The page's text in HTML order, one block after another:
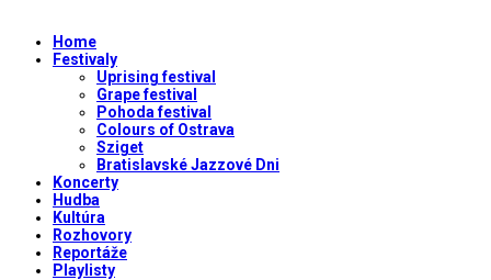
Home
Festivaly
Uprising festival
Grape festival
Pohoda festival
Colours of Ostrava
Sziget
Bratislavské Jazzové Dni
Koncerty
Hudba
Kultúra
Rozhovory
Reportáže
Playlisty